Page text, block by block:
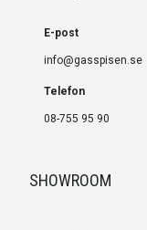
E-post
info@gasspisen.se
Telefon
08-755 95 90
SHOWROOM